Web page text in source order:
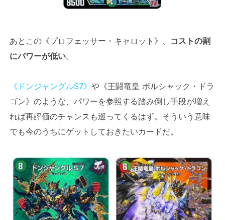
あとこの《プロフェッサー・キャロット》、 コストの割
にパワーが低い。
《ドンジャングルS7》 や《王闘竜皇 ボルシャック・ドラ
ゴン》のような、パワーを参照する踏み倒し手段が増え
れば再評価のチャンスも巡ってくるはず。そういう意味
でも今のうちにゲットしておきたいカードだ。